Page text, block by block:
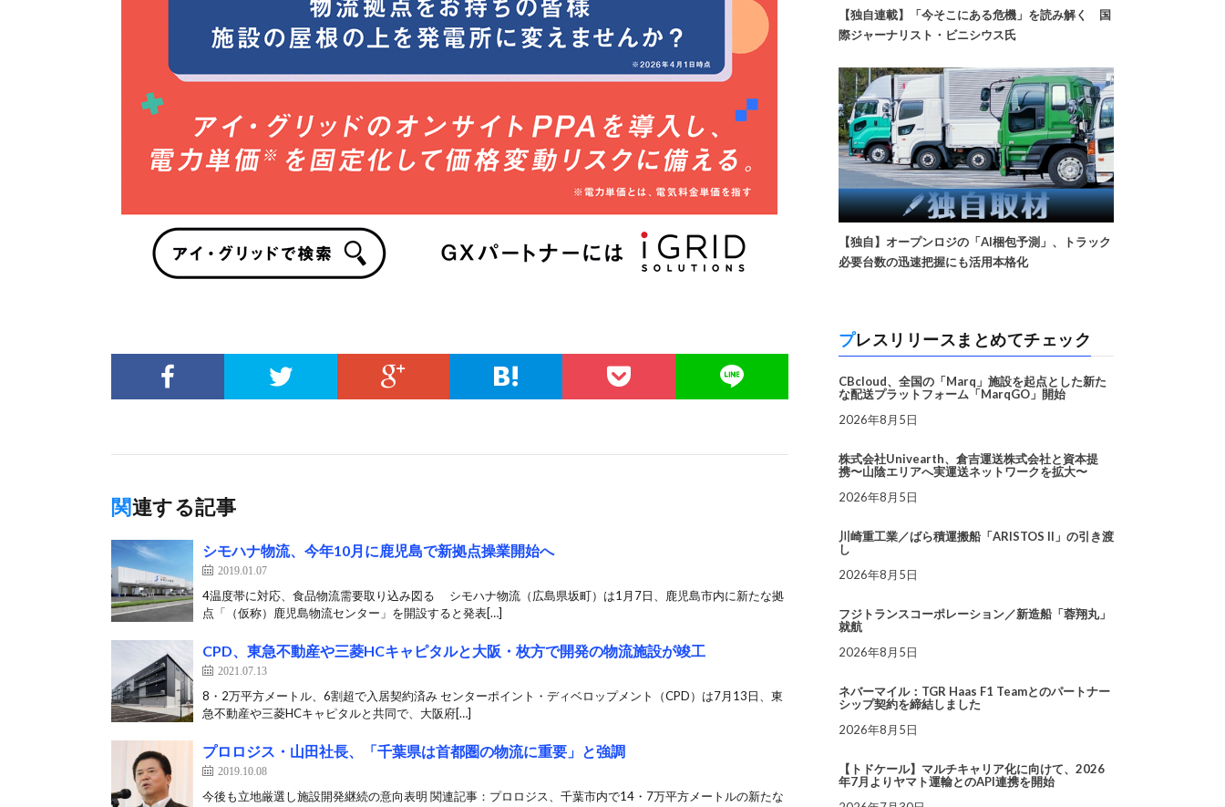
関連する記事
シモハナ物流、今年10月に鹿児島で新拠点操業開始へ
2019.01.07
4温度帯に対応、食品物流需要取り込み図る シモハナ物流（広島県坂町）は1月7日、鹿児島市内に新たな拠
点「（仮称）鹿児島物流センター」を開設すると発表[…]
CPD、東急不動産や三菱HCキャピタルと大阪・枚方で開発の物流施設が竣工
2021.07.13
8・2万平方メートル、6割超で入居契約済み センターポイント・ディベロップメント（CPD）は7月13日、東
急不動産や三菱HCキャピタルと共同で、大阪府[…]
プロロジス・山田社長、「千葉県は首都圏の物流に重要」と強調
2019.10.08
今後も立地厳選し施設開発継続の意向表明 関連記事：プロロジス、千葉市内で14・7万平方メートルの新たな
【独自連載】「今そこにある危機」を読み解く 国
際ジャーナリスト・ビニシウス氏
【独自】オープンロジの「AI梱包予測」、トラック
必要台数の迅速把握にも活用本格化
プレスリリースまとめてチェック
CBcloud、全国の「Marq」施設を起点とした新た
な配送プラットフォーム「MarqGO」開始
2026年8月5日
株式会社Univearth、倉吉運送株式会社と資本提
携〜山陰エリアへ実運送ネットワークを拡大〜
2026年8月5日
川崎重工業／ばら積運搬船「ARISTOS II」の引き渡
し
2026年8月5日
フジトランスコーポレーション／新造船「蓉翔丸」
就航
2026年8月5日
ネバーマイル：TGR Haas F1 Teamとのパートナー
シップ契約を締結しました
2026年8月5日
【トドケール】マルチキャリア化に向けて、2026
年7月よりヤマト運輸とのAPI連携を開始